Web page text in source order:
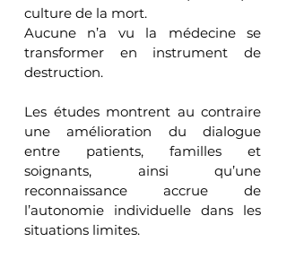
culture de la mort.
Aucune n’a vu la médecine se
transformer en instrument de
destruction.
Les études montrent au contraire
une amélioration du dialogue
entre patients, familles et
soignants, ainsi qu’une
reconnaissance accrue de
l’autonomie individuelle dans les
situations limites.